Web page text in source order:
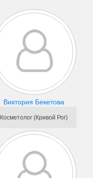
Виктория Бекетова
Косметолог (Кривой Рог)